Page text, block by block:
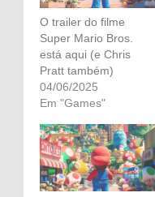
O trailer do filme
Super Mario Bros.
está aqui (e Chris
Pratt também)
04/06/2025
Em "Games"